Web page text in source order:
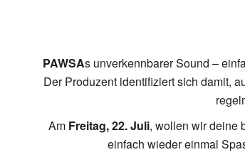
PAWSAs unverkennbarer Sound –
Der Produzent identifiziert sich damit,
Am Freitag, 22. Juli, wollen wir deine
einfach wieder einmal